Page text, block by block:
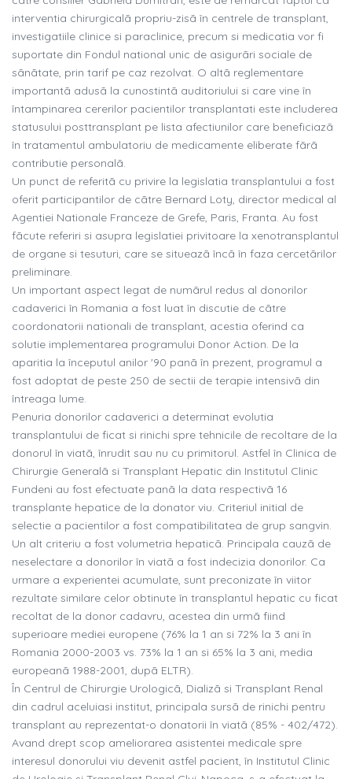
interventia chirurgicalã propriu-zisã în centrele de transplant,
investigatiile clinice si paraclinice, precum si medicatia vor fi
suportate din Fondul national unic de asigurãri sociale de
sãnãtate, prin tarif pe caz rezolvat. O altã reglementare
importantã adusã la cunostintã auditoriului si care vine în
întampinarea cererilor pacientilor transplantati este includerea
statusului posttransplant pe lista afectiunilor care beneficiazã
în tratamentul ambulatoriu de medicamente eliberate fãrã
contributie personalã.
Un punct de referitã cu privire la legislatia transplantului a fost
oferit participantilor de cãtre Bernard Loty, director medical al
Agentiei Nationale Franceze de Grefe, Paris, Franta. Au fost
fãcute referiri si asupra legislatiei privitoare la xenotransplantul
de organe si tesuturi, care se situeazã încã în faza cercetãrilor
preliminare.
Un important aspect legat de numãrul redus al donorilor
cadaverici în Romania a fost luat în discutie de cãtre
coordonatorii nationali de transplant, acestia oferind ca
solutie implementarea programului Donor Action. De la
aparitia la începutul anilor '90 panã în prezent, programul a
fost adoptat de peste 250 de sectii de terapie intensivã din
întreaga lume.
Penuria donorilor cadaverici a determinat evolutia
transplantului de ficat si rinichi spre tehnicile de recoltare de la
donorul în viatã, înrudit sau nu cu primitorul. Astfel în Clinica de
Chirurgie Generalã si Transplant Hepatic din Institutul Clinic
Fundeni au fost efectuate panã la data respectivã 16
transplante hepatice de la donator viu. Criteriul initial de
selectie a pacientilor a fost compatibilitatea de grup sangvin.
Un alt criteriu a fost volumetria hepaticã. Principala cauzã de
neselectare a donorilor în viatã a fost indecizia donorilor. Ca
urmare a experientei acumulate, sunt preconizate în viitor
rezultate similare celor obtinute în transplantul hepatic cu ficat
recoltat de la donor cadavru, acestea din urmã fiind
superioare mediei europene (76% la 1 an si 72% la 3 ani în
Romania 2000-2003 vs. 73% la 1 an si 65% la 3 ani, media
europeanã 1988-2001, dupã ELTR).
În Centrul de Chirurgie Urologicã, Dializã si Transplant Renal
din cadrul aceluiasi institut, principala sursã de rinichi pentru
transplant au reprezentat-o donatorii în viatã (85% - 402/472).
Avand drept scop ameliorarea asistentei medicale spre
interesul donorului viu devenit astfel pacient, în Institutul Clinic